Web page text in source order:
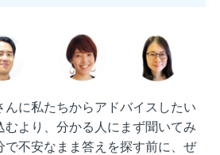
んに私たちからアドバイスしたい
むより、分かる人にまず聞いてみ
で不安なまま答えを探す前に、ぜ